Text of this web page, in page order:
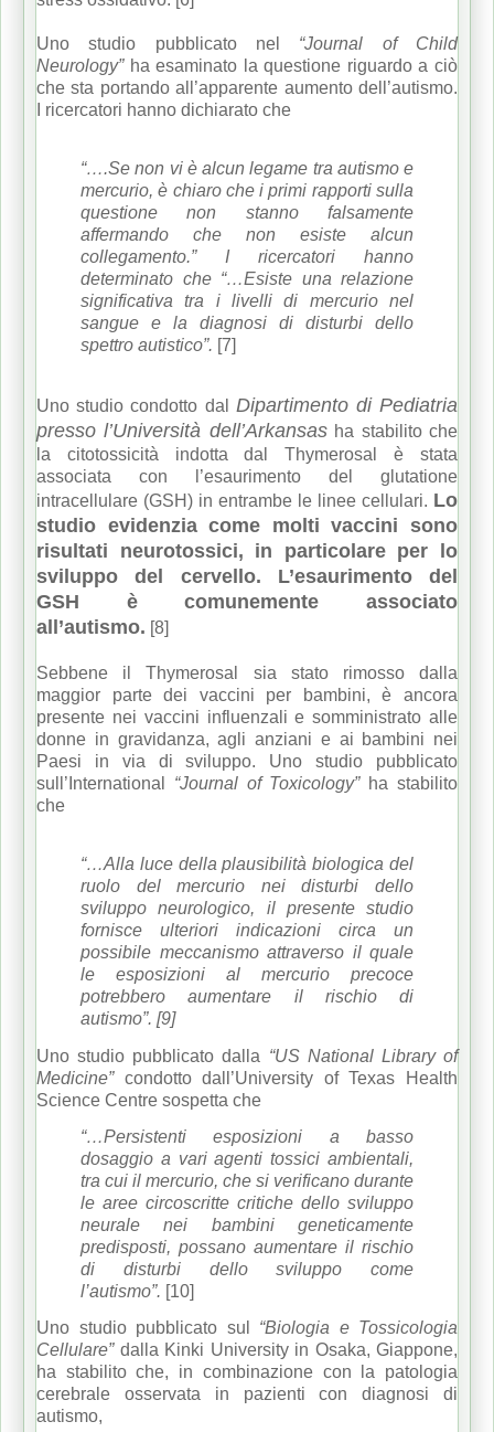
Uno studio pubblicato nel “Journal of Child
Neurology”ha esaminato la questione riguardo a ciò
che sta portando all’apparente aumento dell’autismo.
I ricercatori hanno dichiarato che
“….Se non vi è alcun legame tra autismo e
mercurio, è chiaro che i primi rapporti sulla
questione non stanno falsamente
affermando che non esiste alcun
collegamento.” I ricercatori hanno
determinato che “…Esiste una relazione
significativa tra i livelli di mercurio nel
sangue e la diagnosi di disturbi dello
spettro autistico”. [7]
Uno studio condotto dal Dipartimento di Pediatria
presso l’Università dell’Arkansasha stabilito che
la citotossicità indotta dal Thymerosal è stata
associata con l’esaurimento del glutatione
intracellulare (GSH) in entrambe le linee cellulari. Lo
studio evidenzia come molti vaccini sono
risultati neurotossici, in particolare per lo
sviluppo del cervello. L’esaurimento del
GSH è comunemente associato
all’autismo. [8]
Sebbene il Thymerosal sia stato rimosso dalla
maggior parte dei vaccini per bambini, è ancora
presente nei vaccini influenzali e somministrato alle
donne in gravidanza, agli anziani e ai bambini nei
Paesi in via di sviluppo. Uno studio pubblicato
sull’International “Journal of Toxicology”ha stabilito
che
“…Alla luce della plausibilità biologica del
ruolo del mercurio nei disturbi dello
sviluppo neurologico, il presente studio
fornisce ulteriori indicazioni circa un
possibile meccanismo attraverso il quale
le esposizioni al mercurio precoce
potrebbero aumentare il rischio di
autismo”. [9]
Uno studio pubblicato dalla “US National Library of
Medicine” condotto dall’University of Texas Health
Science Centre sospetta che
“…Persistenti esposizioni a basso
dosaggio a vari agenti tossici ambientali,
tra cui il mercurio, che si verificano durante
le aree circoscritte critiche dello sviluppo
neurale nei bambini geneticamente
predisposti, possano aumentare il rischio
di disturbi dello sviluppo come
l’autismo”. [10]
Uno studio pubblicato sul “Biologia e Tossicologia
Cellulare” dalla Kinki University in Osaka, Giappone,
ha stabilito che, in combinazione con la patologia
cerebrale osservata in pazienti con diagnosi di
autismo,